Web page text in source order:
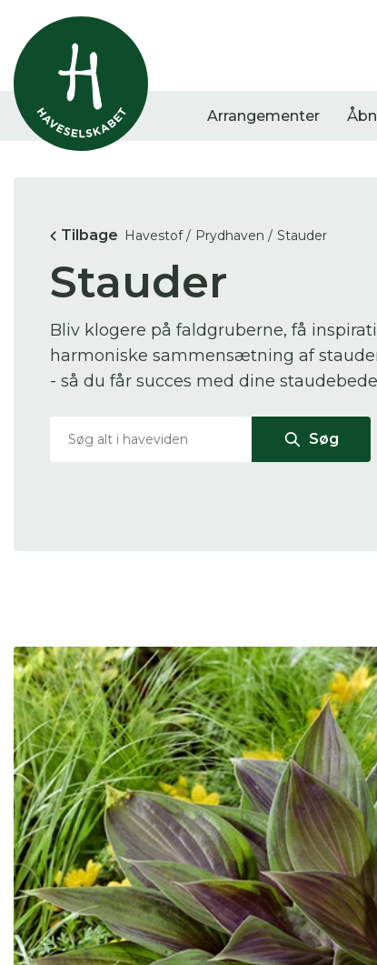
Arrangementer
Vis alle Havestof
Tilbage Havestof / Prydhaven / Stauder
Stauder
Bliv klogere på faldgruberne, få
harmoniske sammensætning af
- så du får succes med dine
Søg